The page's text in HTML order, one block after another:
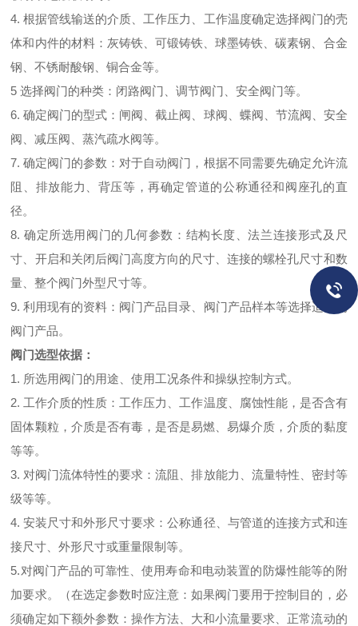
4. 根据管线输送的介质、工作压力、工作温度确定选择阀门的壳
体和内件的材料：灰铸铁、可锻铸铁、球墨铸铁、碳素钢、合金
钢、不锈耐酸钢、铜合金等。
5 选择阀门的种类：闭路阀门、调节阀门、安全阀门等。
6. 确定阀门的型式：闸阀、截止阀、球阀、蝶阀、节流阀、安全
阀、减压阀、蒸汽疏水阀等。
7. 确定阀门的参数：对于自动阀门，根据不同需要先确定允许流
阻、排放能力、背压等，再确定管道的公称通径和阀座孔的直
径。
8. 确定所选用阀门的几何参数：结构长度、法兰连接形式及尺
寸、开启和关闭后阀门高度方向的尺寸、连接的螺栓孔尺寸和数
量、整个阀门外型尺寸等。
9. 利用现有的资料：阀门产品目录、阀门产品样本等选择适当的
阀门产品。
阀门选型依据：
1. 所选用阀门的用途、使用工况条件和操纵控制方式。
2. 工作介质的性质：工作压力、工作温度、腐蚀性能，是否含有
固体颗粒，介质是否有毒，是否是易燃、易爆介质，介质的黏度
等等。
3. 对阀门流体特性的要求：流阻、排放能力、流量特性、密封等
级等等。
4. 安装尺寸和外形尺寸要求：公称通径、与管道的连接方式和连
接尺寸、外形尺寸或重量限制等。
5.对阀门产品的可靠性、使用寿命和电动装置的防爆性能等的附
加要求。（在选定参数时应注意：如果阀门要用于控制目的，必
须确定如下额外参数：操作方法、大和小流量要求、正常流动的